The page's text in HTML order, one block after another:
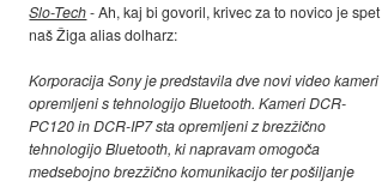
Slo-Tech- Ah, kaj bi govoril, krivec za to novico je spet
naš Žiga alias dolharz:
Korporacija Sony je predstavila dve novi video kameri
opremljeni s tehnologijo Bluetooth. Kameri DCR-
PC120 in DCR-IP7 sta opremljeni z brezžično
tehnologijo Bluetooth, ki napravam omogoča
medsebojno brezžično komunikacijo ter pošiljanje